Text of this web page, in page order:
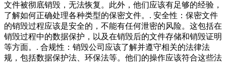
文件被彻底销毁，无法恢复。此外，他们应该有足够的经验，
了解如何正确处理各种类型的保密文件。. 安全性：保密文件
的销毁过程应该是安全的，不能有任何泄密的风险。这包括在
销毁过程中的数据保护，以及在销毁后的文件存储和销毁证明
等方面。. 合规性：销毁公司应该了解并遵守相关的法律法
规，包括数据保护法、环保法等。他们的操作应该符合这些法